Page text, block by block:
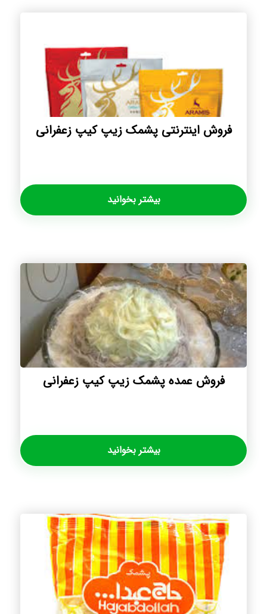
فروش اینترنتی پشمک زیپ کیپ زعفرانی
بیشتر بخوانید
فروش عمده پشمک زیپ کیپ زعفرانی
بیشتر بخوانید